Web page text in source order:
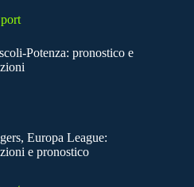
Potenza: pronostico e
Europa League:
e pronostico